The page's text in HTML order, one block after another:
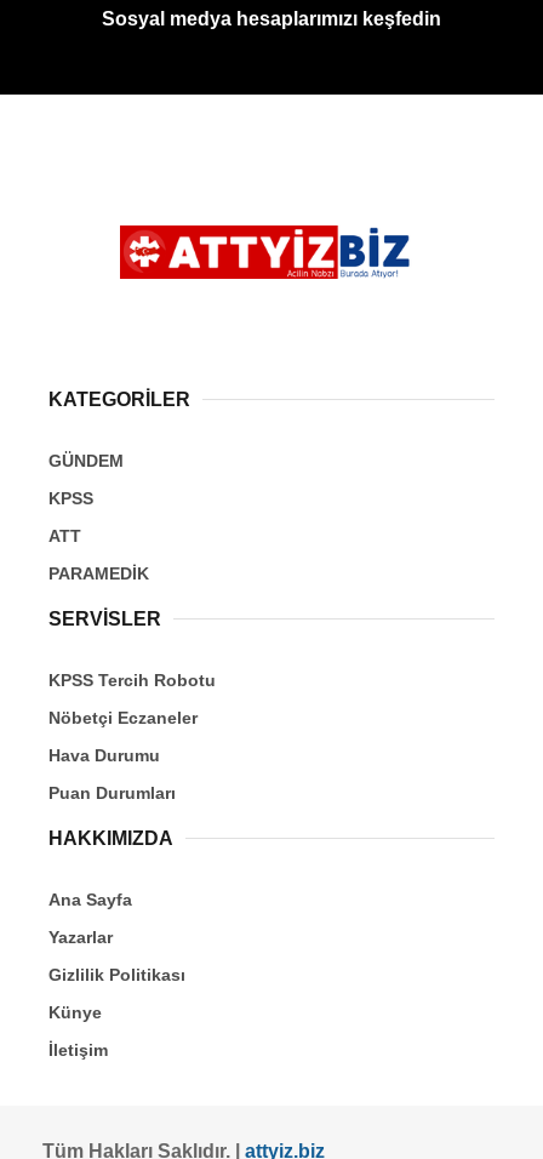
Sosyal medya hesaplarımızı keşfedin
KATEGORİLER
GÜNDEM
KPSS
ATT
PARAMEDİK
SERVİSLER
KPSS Tercih Robotu
Nöbetçi Eczaneler
Hava Durumu
Puan Durumları
HAKKIMIZDA
Ana Sayfa
Yazarlar
Gizlilik Politikası
Künye
İletişim
Tüm Hakları Saklıdır. | attyiz.biz